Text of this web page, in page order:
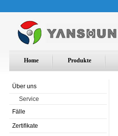
Home Produkte
Über uns
Service
Fälle
Zertifikate